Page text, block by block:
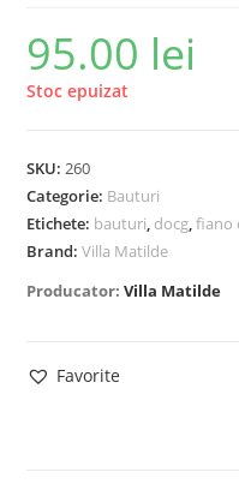
95.00 lei
Stoc epuizat
SKU:260
Categorie: Bauturi
Etichete: bauturi, docg,fiano
Brand:Villa Matilde
Producator:Villa Matilde
Favorite